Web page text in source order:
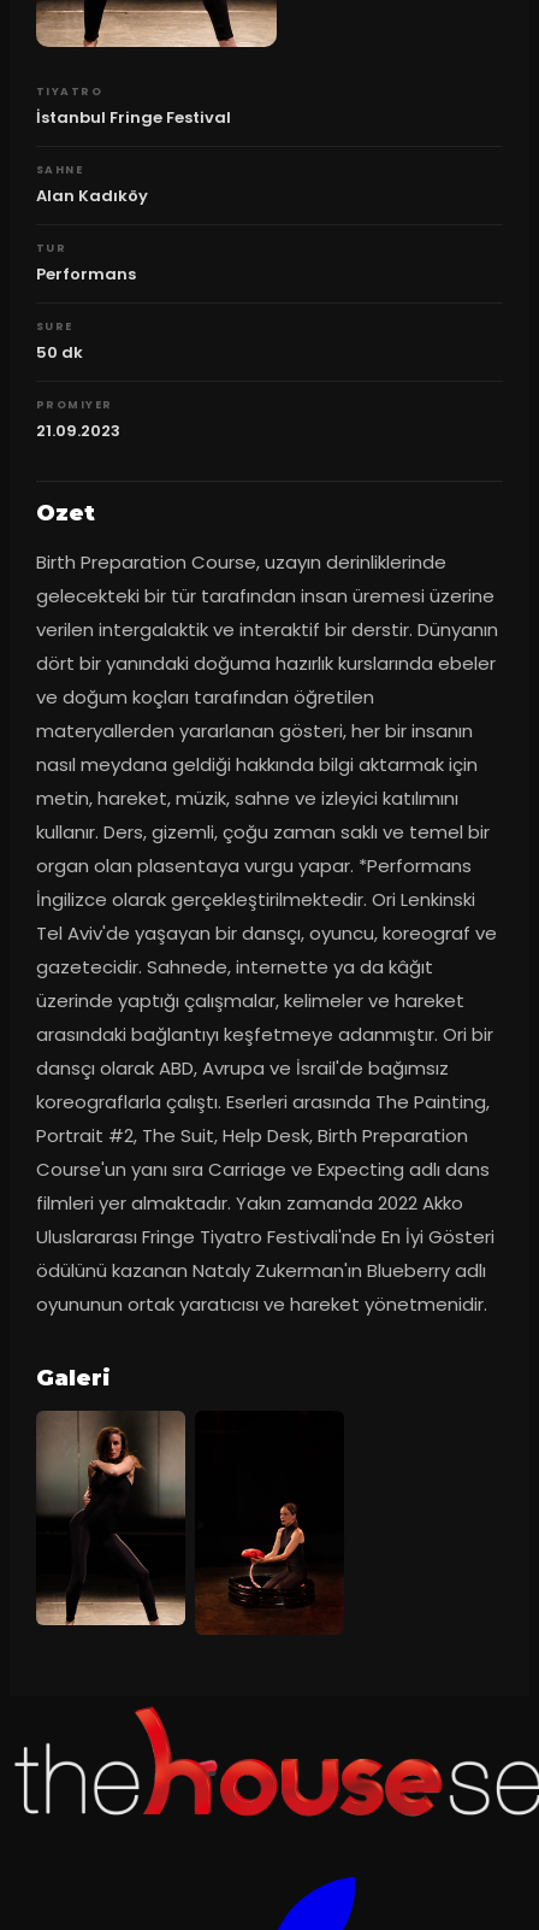
TIYATRO
İstanbul Fringe Festival
SAHNE
Alan Kadıköy
TUR
Performans
SURE
50 dk
PROMIYER
21.09.2023
Ozet
Birth Preparation Course, uzayın derinliklerinde
gelecekteki bir tür tarafından insan üremesi üzerine
verilen intergalaktik ve interaktif bir derstir. Dünyanın
dört bir yanındaki doğuma hazırlık kurslarında ebeler
ve doğum koçları tarafından öğretilen
materyallerden yararlanan gösteri, her bir insanın
nasıl meydana geldiği hakkında bilgi aktarmak için
metin, hareket, müzik, sahne ve izleyici katılımını
kullanır. Ders, gizemli, çoğu zaman saklı ve temel bir
organ olan plasentaya vurgu yapar. *Performans
İngilizce olarak gerçekleştirilmektedir. Ori Lenkinski
Tel Aviv'de yaşayan bir dansçı, oyuncu, koreograf ve
gazetecidir. Sahnede, internette ya da kâğıt
üzerinde yaptığı çalışmalar, kelimeler ve hareket
arasındaki bağlantıyı keşfetmeye adanmıştır. Ori bir
dansçı olarak ABD, Avrupa ve İsrail'de bağımsız
koreograflarla çalıştı. Eserleri arasında The Painting,
Portrait #2, The Suit, Help Desk, Birth Preparation
Course'un yanı sıra Carriage ve Expecting adlı dans
filmleri yer almaktadır. Yakın zamanda 2022 Akko
Uluslararası Fringe Tiyatro Festivali'nde En İyi Gösteri
ödülünü kazanan Nataly Zukerman'ın Blueberry adlı
oyununun ortak yaratıcısı ve hareket yönetmenidir.
Galeri